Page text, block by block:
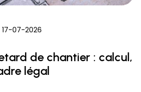
17-07-2026
de chantier : calcul,
légal